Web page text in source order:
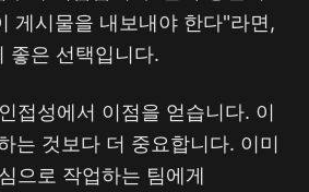
게시물을 내보내야 한다"라면,
좋은 선택입니다.
접성에서 이점을 얻습니다. 이
는 것보다 더 중요합니다. 이미
으로 작업하는 팀에게